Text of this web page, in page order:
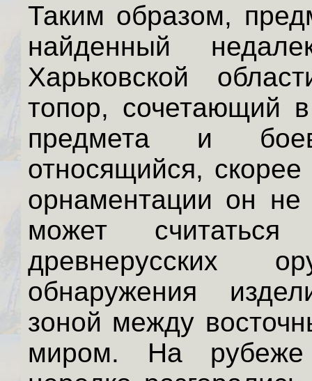
Таким образом,
найденный
Харьковской
топор, сочетающий
предмета и
относящийся,
орнаментации он
может
древнерусских
обнаружения
зоной между
миром. На рубеже